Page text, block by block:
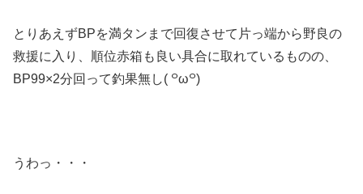
とりあえずBPを満タンまで回復させて片っ端から野良の
救援に入り、順位赤箱も良い具合に取れているものの、
BP99×2分回って釣果無し( ꒪ω꒪)
うわっ・・・